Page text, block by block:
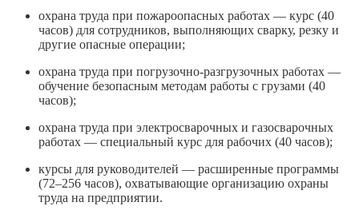
охрана труда при пожароопасных работах — курс (40
часов) для сотрудников, выполняющих сварку, резку и
другие опасные операции;
охрана труда при погрузочно-разгрузочных работах —
обучение безопасным методам работы с грузами (40
часов);
охрана труда при электросварочных и газосварочных
работах — специальный курс для рабочих (40 часов);
курсы для руководителей — расширенные программы
(72–256 часов), охватывающие организацию охраны
труда на предприятии.